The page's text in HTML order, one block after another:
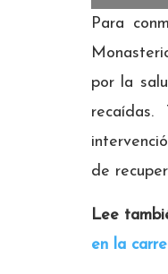
Para
por la
de
Lee
en la